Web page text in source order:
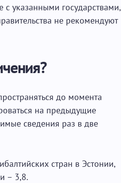
указанными государствами,
не рекомендуют
до момента
на предыдущие
сведения раз в две
стран в Эстонии,
– 3,8.